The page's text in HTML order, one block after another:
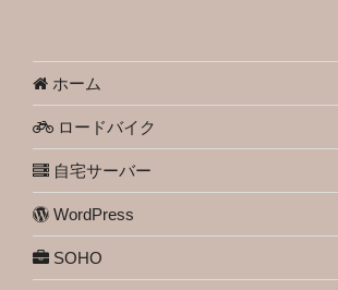
ホーム
ロードバイク
自宅サーバー
WordPress
SOHO